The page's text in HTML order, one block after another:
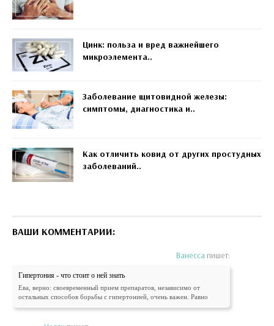
Цинк: польза и вред важнейшего
микроэлемента..
Заболевание щитовидной железы:
симптомы, диагностика и..
Как отличить ковид от других простудных
заболеваний..
ВАШИ КОММЕНТАРИИ:
Ванесса пишет:
Гипертония - что стоит о ней знать
Ева, верно: своевременный прием препаратов, независимо от
остальных способов борьбы с гипертонией, очень важен. Равно